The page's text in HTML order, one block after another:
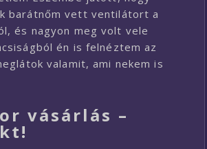
barátnőm vett ventilátort a
és nagyon meg volt vele
én is felnéztem az
valamit, ami nekem is
vásárlás –